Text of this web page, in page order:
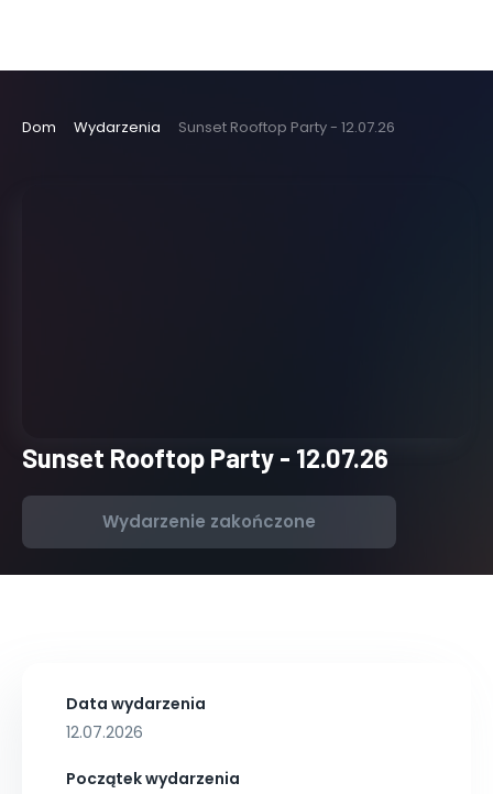
Dom Wydarzenia Sunset Rooftop Party - 12.07.26
Sunset Rooftop Party - 12.07.26
Wydarzenie zakończone
Data wydarzenia
12.07.2026
Początek wydarzenia